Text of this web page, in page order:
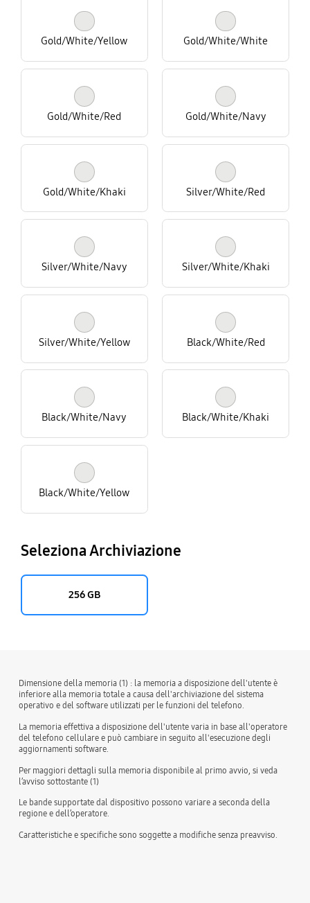
Gold/White/Yellow Gold/White/White
Gold/White/Red Gold/White/Navy
Gold/White/Khaki Silver/White/Red
Silver/White/Navy Silver/White/Khaki
Silver/White/Yellow Black/White/Red
Black/White/Navy Black/White/Khaki
Black/White/Yellow
Seleziona Archiviazione
256 GB
Dimensione della memoria (1) : la memoria a disposizione dell'utente è
inferiore alla memoria totale a causa dell'archiviazione del sistema
operativo e del software utilizzati per le funzioni del telefono.
La memoria effettiva a disposizione dell'utente varia in base all'operatore
del telefono cellulare e può cambiare in seguito all'esecuzione degli
aggiornamenti software.
Per maggiori dettagli sulla memoria disponibile al primo avvio, si veda
l’avviso sottostante (1)
Le bande supportate dal dispositivo possono variare a seconda della
regione e dell’operatore.
Caratteristiche e specifiche sono soggette a modifiche senza preavviso.